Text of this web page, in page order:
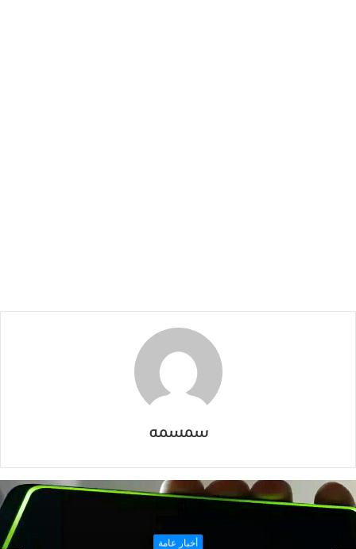
سمسمه
أخبار عامة